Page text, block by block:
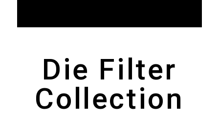
Die Filter
Collection